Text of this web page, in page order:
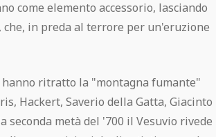
come elemento accessorio, lasciando
in preda al terrore per un'eruzione
ritratto la "montagna fumante"
Hackert, Saverio della Gatta, Giacinto
seconda metà del '700 il Vesuvio rivede